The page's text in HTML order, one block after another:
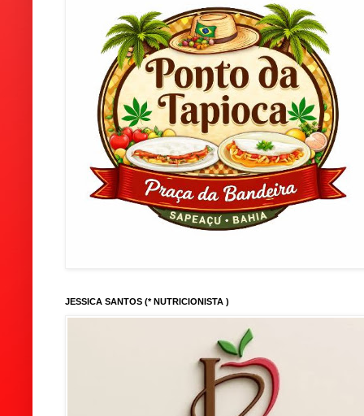
JESSICA SANTOS (* NUTRICIONISTA )